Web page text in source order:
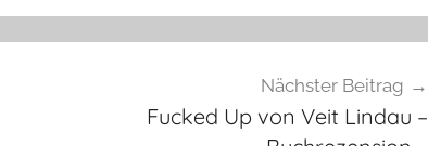
Nächster Beitrag
Fucked Up von Veit Lindau –